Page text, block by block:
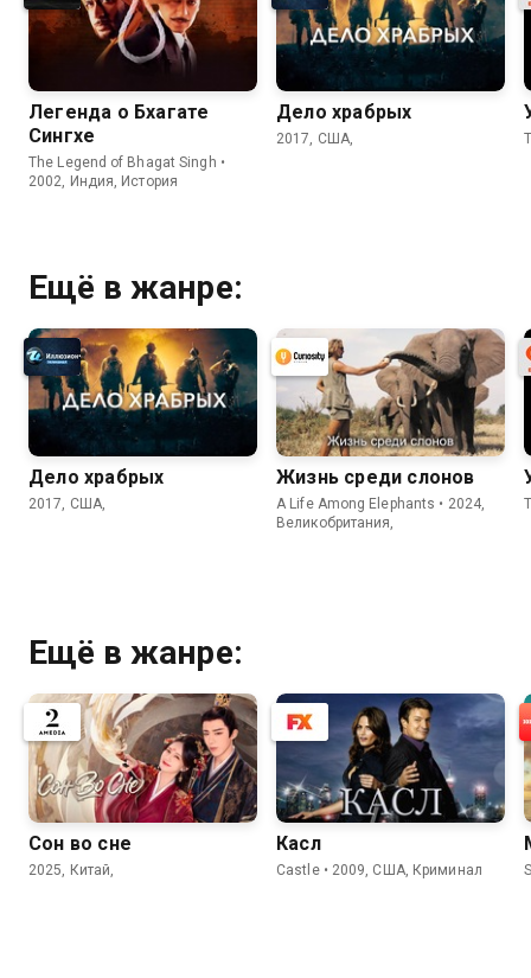
Легенда о Бхагате
Сингхе
The Legend of Bhagat Singh •
2002, Индия, История
Дело храбрых
2017, США,
Ещё в жанре:
Дело храбрых
2017, США,
Жизнь среди слонов
A Life Among Elephants • 2024,
Великобритания,
Ещё в жанре:
Сон во сне
2025, Китай,
Касл
Castle • 2009, США, Криминал